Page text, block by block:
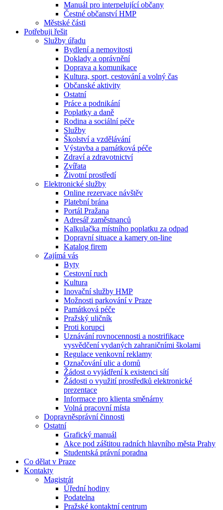
Manuál pro interpelující občany
Čestné občanství HMP
Městské části
Potřebuji řešit
Služby úřadu
Bydlení a nemovitosti
Doklady a oprávnění
Doprava a komunikace
Kultura, sport, cestování a volný čas
Občanské aktivity
Ostatní
Práce a podnikání
Poplatky a daně
Rodina a sociální péče
Služby
Školství a vzdělávání
Výstavba a památková péče
Zdraví a zdravotnictví
Zvířata
Životní prostředí
Elektronické služby
Online rezervace návštěv
Platební brána
Portál Pražana
Adresář zaměstnanců
Kalkulačka místního poplatku za odpad
Dopravní situace a kamery on-line
Katalog firem
Zajímá vás
Byty
Cestovní ruch
Kultura
Inovační služby HMP
Možnosti parkování v Praze
Památková péče
Pražský uličník
Proti korupci
Uznávání rovnocennosti a nostrifikace
vysvědčení vydaných zahraničními školami
Regulace venkovní reklamy
Označování ulic a domů
Žádost o vyjádření k existenci sítí
Žádosti o využití prostředků elektronické
prezentace
Informace pro klienta směnárny
Volná pracovní místa
Dopravněsprávní činnosti
Ostatní
Grafický manuál
Akce pod záštitou radních hlavního města Prahy
Studentská právní poradna
Co dělat v Praze
Kontakty
Magistrát
Úřední hodiny
Podatelna
Pražské kontaktní centrum